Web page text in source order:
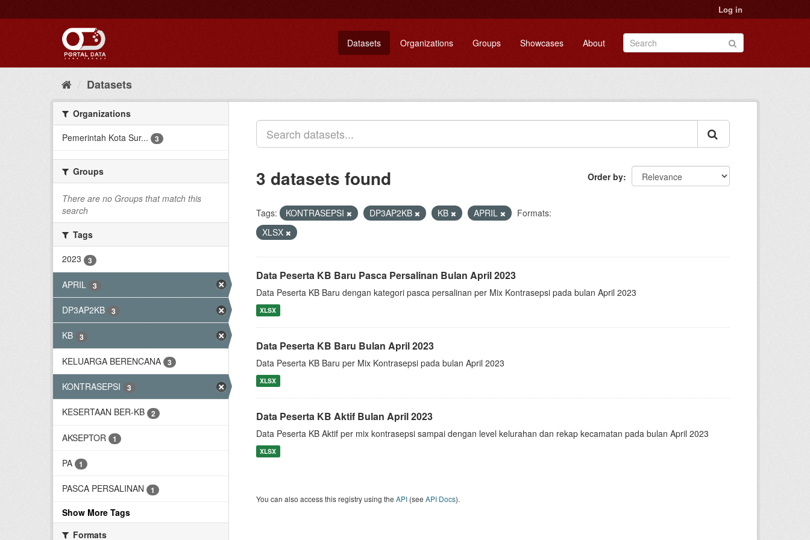
to
Log in
Datasets Organizations Groups Showcases About
Datasets
Organizations
Pemerintah Kota Sur...
3
Groups
There are no Groups that match this
search
Tags
2023
3
APRIL 3
DP3AP2KB 3
KB 3
KELUARGA BERENCANA 3
KONTRASEPSI 3
KESERTAAN BER-KB 2
AKSEPTOR 1
PA 1
PASCA PERSALINAN 1
Show More Tags
Formats
Order by
3 datasets found
Tags: KONTRASEPSI DP3AP2KB KB APRIL
Formats:
XLSX
Data Peserta KB Baru Pasca Persalinan Bulan April 2023
Data Peserta KB Baru dengan kategori pasca persalinan per Mix Kontrasepsi pada bulan April 2023
XLSX
Data Peserta KB Baru Bulan April 2023
Data Peserta KB Baru per Mix Kontrasepsi pada bulan April 2023
XLSX
Data Peserta KB Aktif Bulan April 2023
Data Peserta KB Aktif per mix kontrasepsi sampai dengan level kelurahan dan rekap kecamatan pada bulan April 2023
XLSX
You can also access this registry using the API (see API Docs).